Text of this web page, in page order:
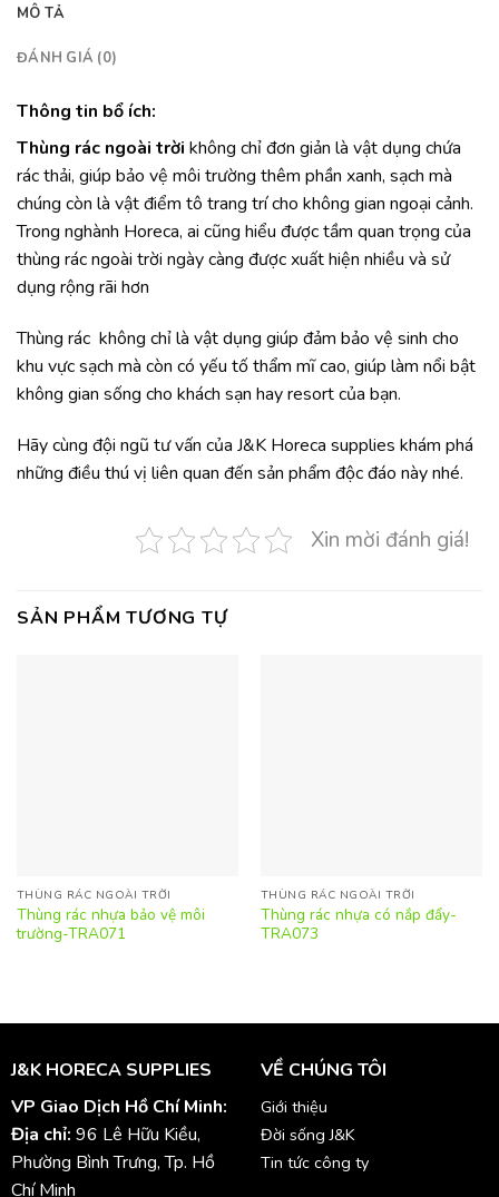
MÔ TẢ
ĐÁNH GIÁ (0)
Thông tin bổ ích:
Thùng rác ngoài trời không chỉ đơn giản là vật dụng chứa
rác thải, giúp bảo vệ môi trường thêm phần xanh, sạch mà
chúng còn là vật điểm tô trang trí cho không gian ngoại cảnh.
Trong nghành Horeca, ai cũng hiểu được tầm quan trọng của
thùng rác ngoài trời ngày càng được xuất hiện nhiều và sử
dụng rộng rãi hơn
Thùng rác không chỉ là vật dụng giúp đảm bảo vệ sinh cho
khu vực sạch mà còn có yếu tố thẩm mĩ cao, giúp làm nổi bật
không gian sống cho khách sạn hay resort của bạn.
Hãy cùng đội ngũ tư vấn của J&K Horeca supplies khám phá
những điều thú vị liên quan đến sản phẩm độc đáo này nhé.
Xin mời đánh giá!
SẢN PHẨM TƯƠNG TỰ
THÙNG RÁC NGOÀI TRỜI
Thùng rác nhựa bảo vệ môi
trường-TRA071
THÙNG RÁC NGOÀI TRỜI
Thùng rác nhựa có nắp đẩy-
TRA073
J&K HORECA SUPPLIES
VP Giao Dịch Hồ Chí Minh:
Địa chỉ: 96 Lê Hữu Kiều,
Phường Bình Trưng, Tp. Hồ
Chí Minh
VỀ CHÚNG TÔI
Giới thiệu
Đời sống J&K
Tin tức công ty